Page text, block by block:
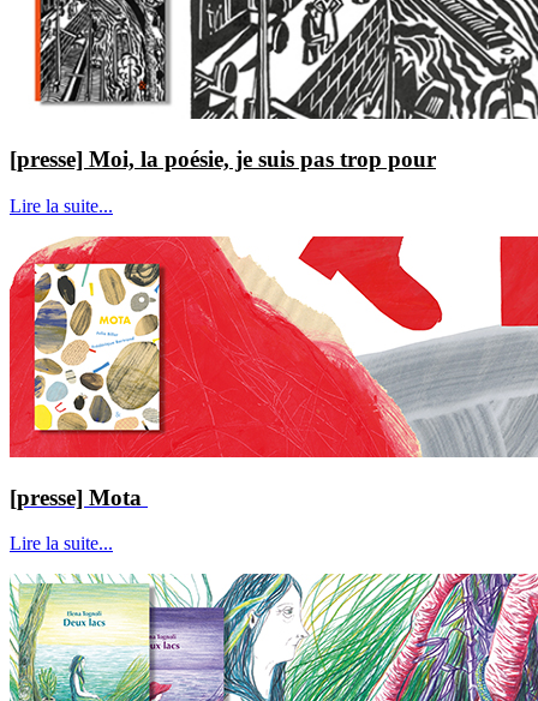
[presse] Moi, la poésie, je suis pas trop pour
Lire la suite...
[presse] Mota
Lire la suite...